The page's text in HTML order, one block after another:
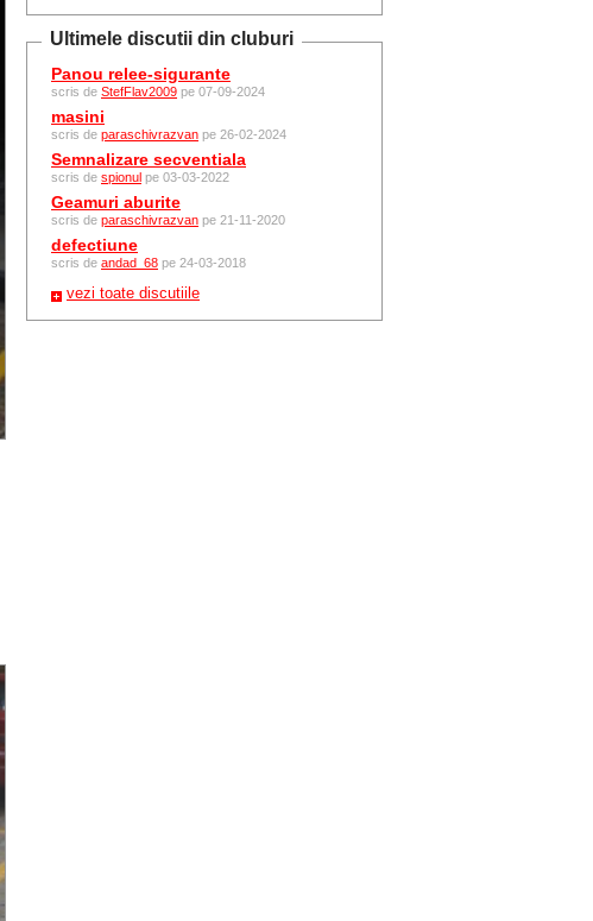
Ultimele discutii din cluburi
Panou relee-sigurante
scris de StefFlav2009 pe 07-09-2024
masini
scris de paraschivrazvan pe 26-02-2024
Semnalizare secventiala
scris de spionul pe 03-03-2022
Geamuri aburite
scris de paraschivrazvan pe 21-11-2020
defectiune
scris de andad_68 pe 24-03-2018
vezi toate discutiile